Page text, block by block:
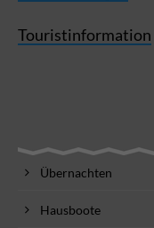
Touristinformation
Übernachten
Hausboote